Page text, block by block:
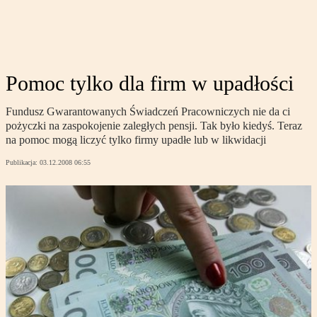
Pomoc tylko dla firm w upadłości
Fundusz Gwarantowanych Świadczeń Pracowniczych nie da ci
pożyczki na zaspokojenie zaległych pensji. Tak było kiedyś. Teraz
na pomoc mogą liczyć tylko firmy upadłe lub w likwidacji
Publikacja: 03.12.2008 06:55